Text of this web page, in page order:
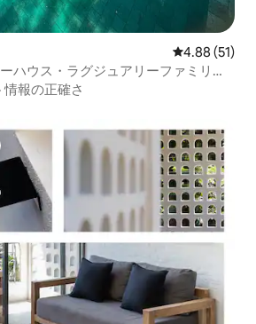
レビュー51
4.88 (51)
ハウス・ラグジュアリーファミリー
·情報の正確さ
スです。